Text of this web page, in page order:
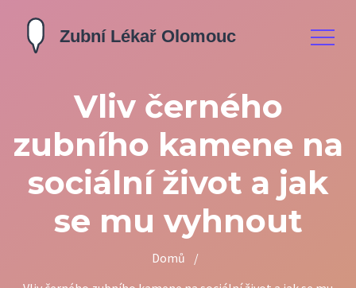
Vliv černého
zubního kamene na
sociální život a jak
se mu vyhnout
Domů
/